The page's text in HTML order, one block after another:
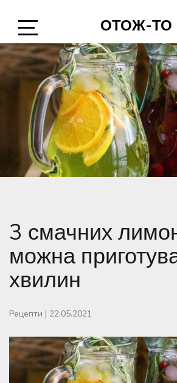
content
Open
Sidebar
ОТОЖ-ТО
3 смачних
можна
хвилин
Рецепти | 22.05.2021